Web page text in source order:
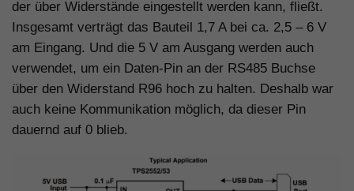
der über Widerstände eingestellt werden kann, fließt.
Insgesamt verträgt das Bauteil 1,7 A bei ca. 2,5 – 6 V
am Eingang. Und die 5 V am Ausgang werden auch
verwendet, um ein Daten-Pin an der RS485 Buchse
über den Widerstand R96 hoch zu halten. Deshalb war
auch keine Kommunikation möglich, da dieser Pin
dauernd auf 0 blieb.